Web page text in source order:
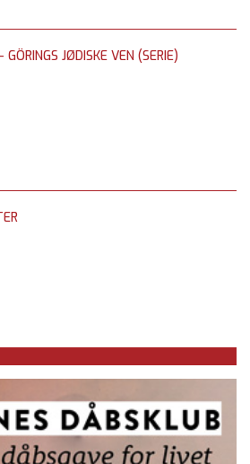
GÖRINGS JØDISKE VEN (SERIE)